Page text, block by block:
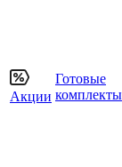
Акции
Готовые
комплекты